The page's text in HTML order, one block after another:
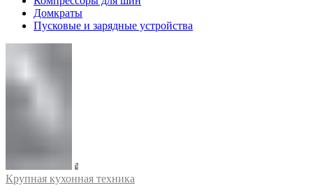
Домкраты
Пусковые и зарядные устройства
Крупная кухонная техника